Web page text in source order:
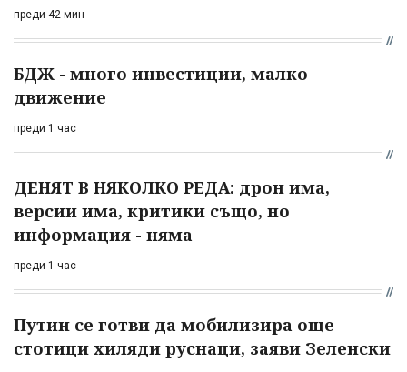
преди 42 мин
БДЖ - много инвестиции, малко
движение
преди 1 час
ДЕНЯТ В НЯКОЛКО РЕДА: дрон има,
версии има, критики също, но
информация - няма
преди 1 час
Путин се готви да мобилизира още
стотици хиляди руснаци, заяви Зеленски